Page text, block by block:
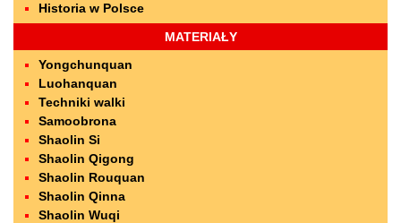
Historia w Polsce
MATERIAŁY
Yongchunquan
Luohanquan
Techniki walki
Samoobrona
Shaolin Si
Shaolin Qigong
Shaolin Rouquan
Shaolin Qinna
Shaolin Wuqi